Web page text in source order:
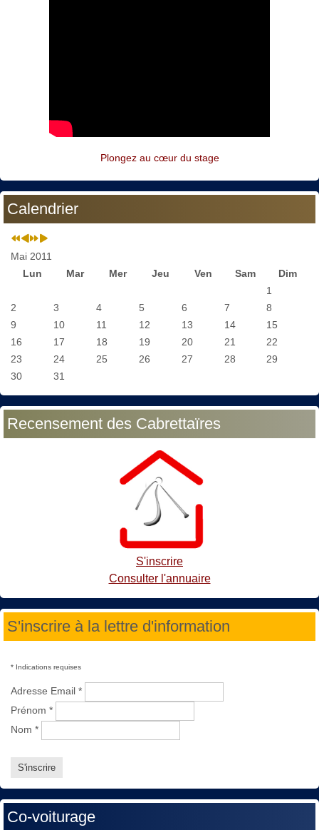
Plongez au cœur du stage
Calendrier
Mai 2011
Lun
Mar Mer Jeu Ven Sam
Dim
1
2
3 4 5 6 7
8
9
10 11 12 13 14
15
16
17 18 19 20 21
22
23
24 25 26 27 28
29
30
31
Recensement des Cabrettaïres
S'inscrire
Consulter l'annuaire
S'inscrire à la lettre d'information
* Indications requises
Adresse Email *
Prénom *
Nom *
Co-voiturage